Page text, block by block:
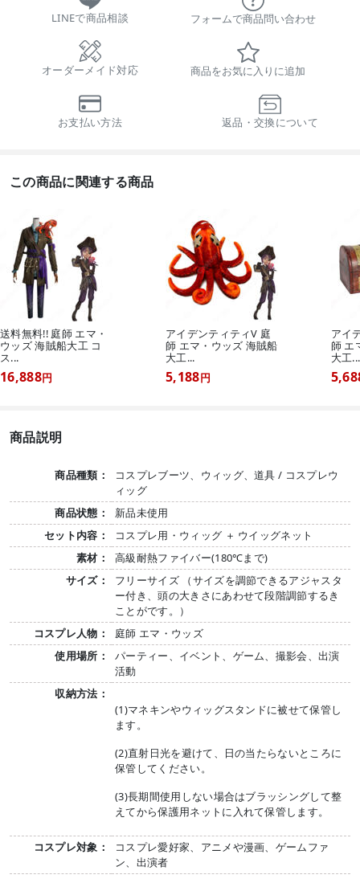
LINEで商品相談 フォームで商品問い合わせ
オーダーメイド対応 商品をお気に入りに追加
お支払い方法 返品・交換について
この商品に関連する商品
送料無料!! 庭師 エマ・
ウッズ 海賊船大工 コ
ス...
16,888円
アイデンティティV 庭
師 エマ・ウッズ 海賊船
大工...
5,188円
アイ
師 エ
大工...
商品説明
商品種類：
コスプレブーツ、ウィッグ、道具 / コスプレウ
ィッグ
商品状態：
新品未使用
セット内容：
コスプレ用・ウィッグ ＋ ウイッグネット
素材：
高級耐熱ファイバー(180℃まで)
サイズ：
フリーサイズ （サイズを調節できるアジャスタ
ー付き、頭の大きさにあわせて段階調節するき
ことがです。）
コスプレ人物：
庭師 エマ・ウッズ
使用場所：
パーティー、イベント、ゲーム、撮影会、出演
活動
収納方法：
(1)マネキンやウィッグスタンドに被せて保管し
ます。
(2)直射日光を避けて、日の当たらないところに
保管してください。
(3)長期間使用しない場合はブラッシングして整
えてから保護用ネットに入れて保管します。
コスプレ対象：
コスプレ愛好家、アニメや漫画、ゲームファ
ン、出演者